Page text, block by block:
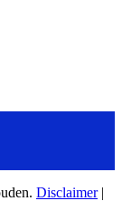
Disclaimer|